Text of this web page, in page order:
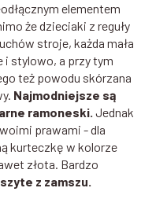
elementem
że dzieciaki z reguły
stroje, każda mała
i stylowo, a przy tym
też powodu skórzana
Najmodniejsze są
ramoneski. Jednak
prawami - dla
kurteczkę w kolorze
złota. Bardzo
z zamszu.